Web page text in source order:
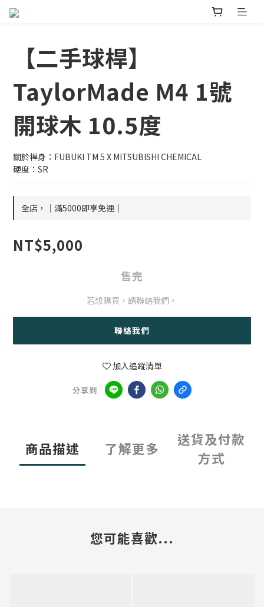
【二手球桿】
TaylorMade M4 1號
開球木 10.5度
關於桿身：FUBUKI TM 5 X MITSUBISHI CHEMICAL
硬度：SR
全店，｜滿5000即享免運｜
NT$5,000
售完
若想購買，請聯絡我們。
聯絡我們
加入追蹤清單
分享到
商品描述 了解更多
送貨及付款
方式
您可能喜歡...